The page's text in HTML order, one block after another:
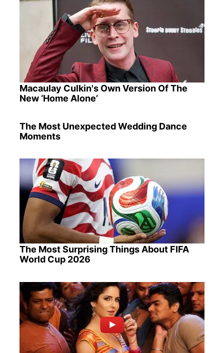
Macaulay Culkin's Own Version Of The
New ‘Home Alone’
The Most Unexpected Wedding Dance
Moments
The Most Surprising Things About FIFA
World Cup 2026